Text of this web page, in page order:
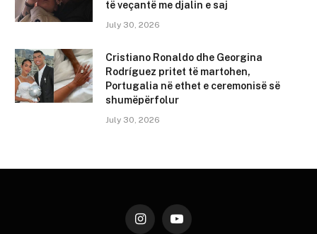
të veçantë me djalin e saj
July 30, 2026
Cristiano Ronaldo dhe Georgina
Rodríguez pritet të martohen,
Portugalia në ethet e ceremonisë së
shumëpërfolur
July 30, 2026
InstagramYouTube